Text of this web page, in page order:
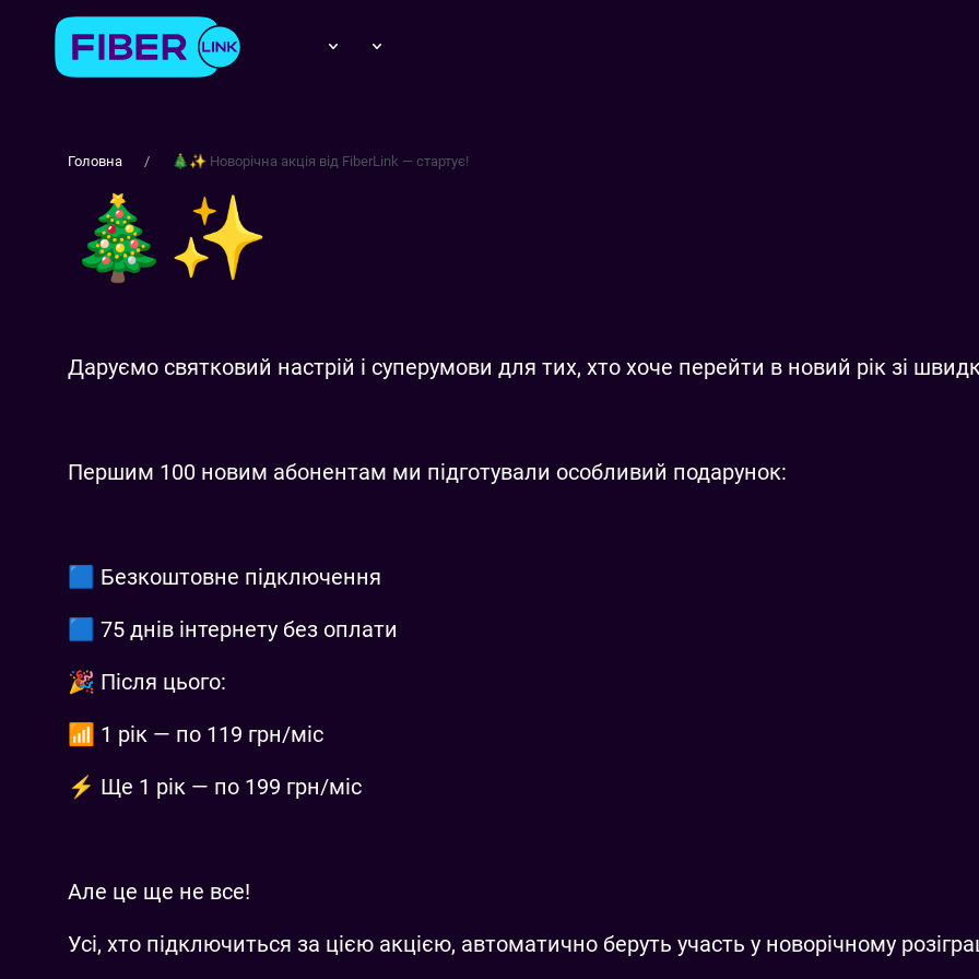
Головна 🎄✨ Новорічна акція від FiberLink — стартує!
🎄✨ Новорічна акція від FiberLink — стартує!
Даруємо святковий настрій і суперумови для тих, хто хоче перейти в новий рік зі
Першим 100 новим абонентам ми підготували особливий подарунок:
🟦 Безкоштовне підключення
🟦 75 днів інтернету без оплати
🎉 Після цього:
📶 1 рік — по 119 грн/міс
⚡️ Ще 1 рік — по 199 грн/міс
Але це ще не все!
Усі, хто підключиться за цією акцією, автоматично беруть участь у новорічному